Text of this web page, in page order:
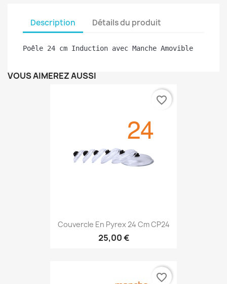
Description Détails du produit
Poêle 24 cm Induction avec Manche Amovible
VOUS AIMEREZ AUSSI
Couvercle En Pyrex 24 Cm CP24
25,00 €
favorite_border
favorite_border